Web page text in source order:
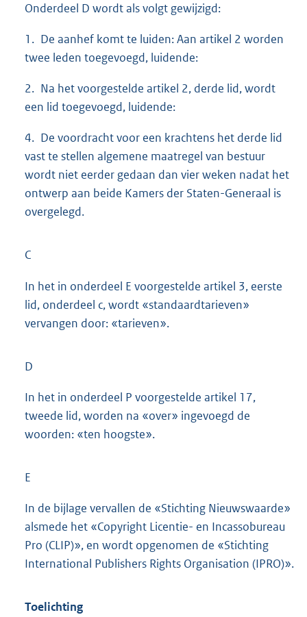
Onderdeel D wordt als volgt gewijzigd:
1. De aanhef komt te luiden: Aan artikel 2 worden
twee leden toegevoegd, luidende:
2. Na het voorgestelde artikel 2, derde lid, wordt
een lid toegevoegd, luidende:
4. De voordracht voor een krachtens het derde lid
vast te stellen algemene maatregel van bestuur
wordt niet eerder gedaan dan vier weken nadat het
ontwerp aan beide Kamers der Staten-Generaal is
overgelegd.
C
In het in onderdeel E voorgestelde artikel 3, eerste
lid, onderdeel c, wordt «standaardtarieven»
vervangen door: «tarieven».
D
In het in onderdeel P voorgestelde artikel 17,
tweede lid, worden na «over» ingevoegd de
woorden: «ten hoogste».
E
In de bijlage vervallen de «Stichting Nieuwswaarde»
alsmede het «Copyright Licentie- en Incassobureau
Pro (CLIP)», en wordt opgenomen de «Stichting
International Publishers Rights Organisation (IPRO)».
Toelichting